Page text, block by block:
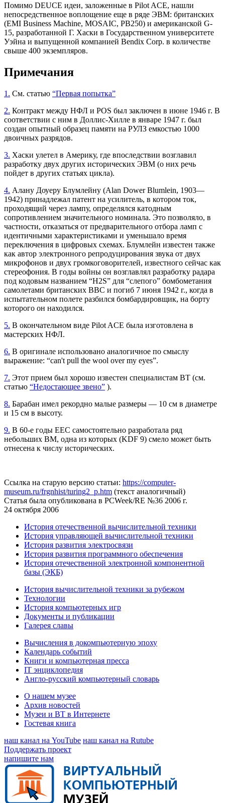
Помимо DEUCE идеи, заложенные в Pilot ACE, нашли
непосредственное воплощение еще в ряде ЭВМ: британских
(EMI Business Machine, MOSAIC, PB250) и американской G-
15, разработанной Г. Хаски в Государственном университете
Уэйна и выпущенной компанией Bendix Corp. в количестве
свыше 400 экземпляров.
Примечания
1. См. статью “Первая попытка”
2. Контракт между НФЛ и POS был заключен в июне 1946 г. В
соответствии с ним в Доллис-Хилле в январе 1947 г. был
создан опытный образец памяти на РУЛЗ емкостью 1000
двоичных разрядов.
3. Хаски улетел в Америку, где впоследствии возглавил
разработку двух других исторических ЭВМ (о них речь
пойдет в других статьях цикла).
4. Алану Доуеру Блумлейну (Alan Dower Blumlein, 1903—
1942) принадлежал патент на усилитель, в котором ток,
проходящий через лампу, определялся катодным
сопротивлением значительного номинала. Это позволяло, в
частности, отказаться от предварительного отбора ламп с
идентичными характеристиками и уменьшало время
переключения в цифровых схемах. Блумлейн известен также
как автор электронного репродуцирования звука от двух
микрофонов и двух громкоговорителей, известного сейчас как
стереофония. В годы войны он возглавлял разработку радара
под кодовым названием “H2S” для “слепого” бомбометания
самолетами британских ВВС и погиб 7 июня 1942 г., когда в
испытательном полете разбился бомбардировщик, на борту
которого он находился.
5. В окончательном виде Pilot ACE была изготовлена в
мастерских НФЛ.
6. В оригинале использовано аналогичное по смыслу
выражение: “can't pull the wool over my eyes”.
7. Этот прием был хорошо известен специалистам ВТ (см.
статью “Недостающее звено” ).
8. Барабан имел рекордно малые размеры — 10 см в диаметре
и 15 см в высоту.
9. В 60-е годы ЕЕС самостоятельно разработала ряд
небольших ВМ, одна из которых (KDF 9) смело может быть
отнесена к числу исторических.
Ссылка на старую версию статьи: https://computer-
museum.ru/frgnhist/turing2_p.htm (текст аналогичный)
Статья была опубликована в PCWeek/RE №36 2006 г.
24 октября 2006
История отечественной вычислительной техники
История управляющей вычислительной техники
История развития электросвязи
История развития программного обеспечения
История отечественной электронной компонентной
базы (ЭКБ)
История вычислительной техники за рубежом
Технологии
История компьютерных игр
Документы и публикации
Галерея славы
Вычисления в докомпьютерную эпоху
Календарь событий
Книги и компьютерная пресса
IT энциклопедия
Англо-русский компьютерный словарь
О нашем музее
Архив новостей
Музеи и ВТ в Интернете
Гостевая книга
наш канал на YouTube наш канал на Rutube
Поддержать проект
напишите нам